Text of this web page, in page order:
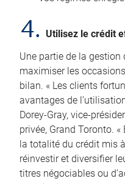
4.
Utilisez le crédit
Une partie de la
maximiser les
bilan. « Les clients
avantages de
Dorey-Gray, vice-
privée, Grand Toronto.
la totalité du crédit mis
réinvestir et diversifier
titres négociables ou